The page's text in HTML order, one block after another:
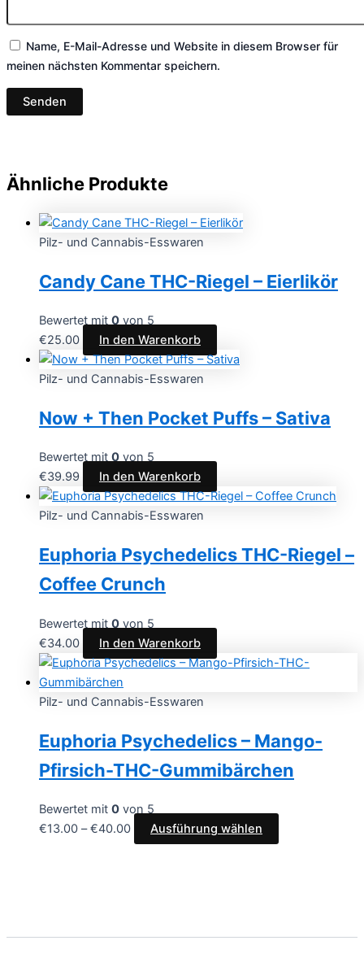
Name, E-Mail-Adresse und Website in diesem Browser für
meinen nächsten Kommentar speichern.
Ähnliche Produkte
Pilz- und Cannabis-Esswaren
Candy Cane THC-Riegel – Eierlikör
Bewertet mit 0 von 5
€25.00 In den Warenkorb
Pilz- und Cannabis-Esswaren
Now + Then Pocket Puffs – Sativa
Bewertet mit 0 von 5
€39.99 In den Warenkorb
Pilz- und Cannabis-Esswaren
Euphoria Psychedelics THC-Riegel –
Coffee Crunch
Bewertet mit 0 von 5
€34.00 In den Warenkorb
Pilz- und Cannabis-Esswaren
Euphoria Psychedelics – Mango-
Pfirsich-THC-Gummibärchen
Bewertet mit 0 von 5
€13.00 –€40.00 Ausführung wählen